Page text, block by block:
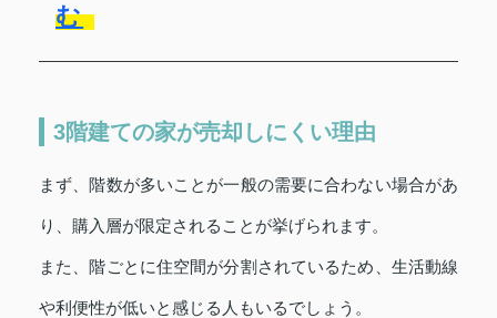
む
3階建ての家が売却しにくい理由
まず、階数が多いことが一般の需要に合わない場合があ
り、購入層が限定されることが挙げられます。
また、階ごとに住空間が分割されているため、生活動線
や利便性が低いと感じる人もいるでしょう。